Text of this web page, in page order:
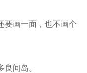
要画一面，也不画个
间岛。